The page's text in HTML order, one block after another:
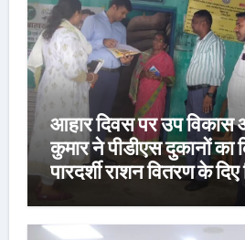
आहार दिवस पर उप विकास
कुमार ने पीडीएस दुकानों का
पारदर्शी राशन वितरण के दिए